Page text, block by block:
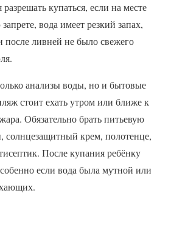
купаться, если на месте
вода имеет резкий запах,
после ливней не было свежего
анализы воды, но и бытовые
стоит ехать утром или ближе к
Обязательно брать питьевую
солнцезащитный крем, полотенце,
После купания ребёнку
если вода была мутной или